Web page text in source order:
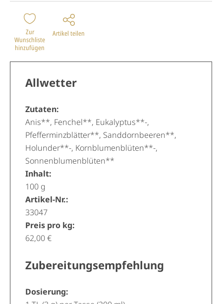
Zur
Wunschliste
hinzufügen
Artikel teilen
Allwetter
Zutaten:
Anis**, Fenchel**, Eukalyptus**-,
Pfefferminzblätter**, Sanddornbeeren**,
Holunder**-, Kornblumenblüten**-,
Sonnenblumenblüten**
Inhalt:
100 g
Artikel-Nr.:
33047
Preis pro kg:
62,00 €
Zubereitungsempfehlung
Dosierung: